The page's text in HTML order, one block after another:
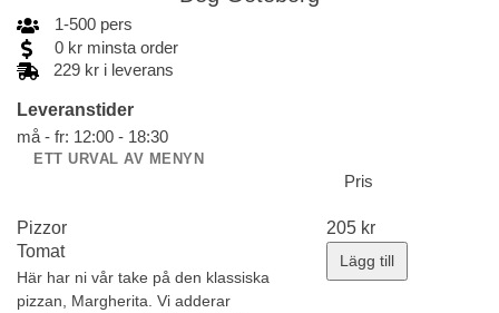
1-500 pers
0 kr minsta order
229 kr i leverans
Leveranstider
må - fr: 12:00 - 18:30
ETT URVAL AV MENYN
Pris
Pizzor
Tomat
Här har ni vår take på den klassiska
pizzan, Margherita. Vi adderar
205 kr
Lägg till